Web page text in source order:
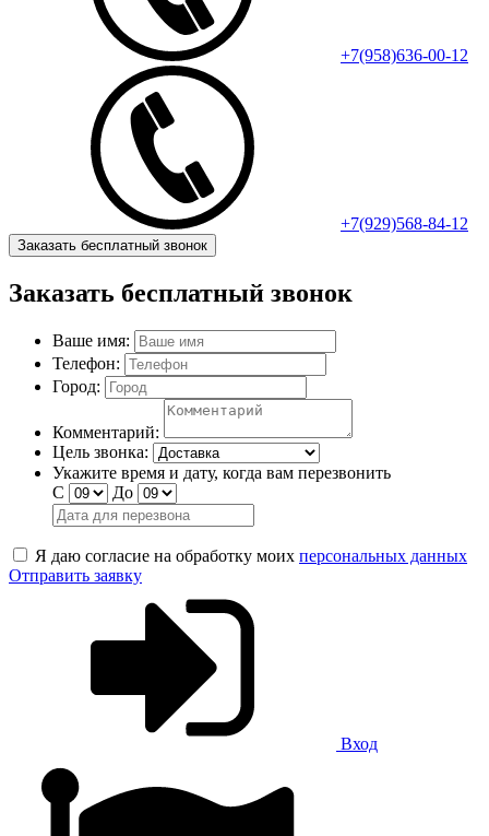
+7(958)636-00-12
+7(929)568-84-12
Заказать бесплатный звонок
Заказать бесплатный звонок
Ваше имя:
Телефон:
Город:
Комментарий:
Цель звонка:
Укажите время и дату, когда вам перезвонить
С
До
Я даю согласие на обработку моих персональных данных
Отправить заявку
Вход